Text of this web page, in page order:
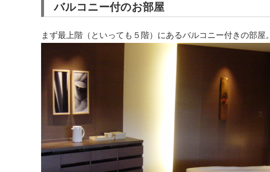
バルコニー付のお部屋
まず最上階（といっても５階）にあるバルコニー付きの部屋。